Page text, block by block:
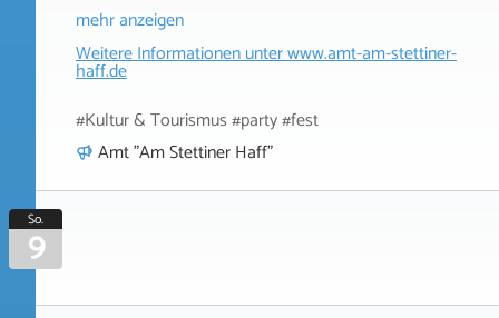
mehr anzeigen
Weitere Informationen unterwww.amt-am-stettiner-
haff.de
#Kultur & Tourismus #party #fest
Amt "Am Stettiner Haff"
So.
9